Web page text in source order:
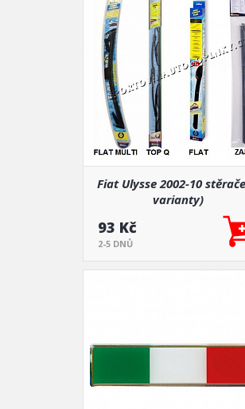
Fiat Ulysse 2002-10
varianty)
93 Kč
2-5 DNŮ